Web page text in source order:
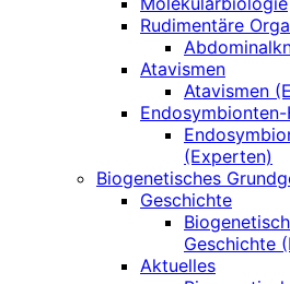
Rudimentäre
Atavismen
Atavismen
(Experten)
Biogenetisches
Geschichte
Geschichte
Aktuelles